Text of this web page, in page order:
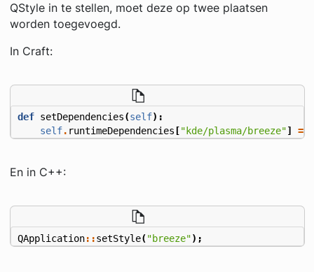
QStyle in te stellen, moet deze op twee plaatsen
worden toegevoegd.
In Craft:
def setDependencies(self):
self. runtimeDependencies ["kde/plasma/breeze"] =
En in C++:
QApplication::setStyle("breeze");